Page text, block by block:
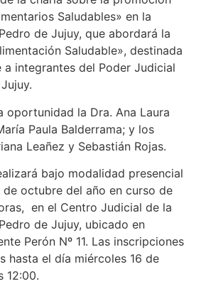
Saludables» en la
de Jujuy, que abordará la
Saludable», destinada
a integrantes del Poder Judicial
oportunidad la Dra. Ana Laura
Paula Balderrama; y los
Leañez y Sebastián Rojas.
bajo modalidad presencial
de octubre del año en curso de
en el Centro Judicial de la
de Jujuy, ubicado en
Perón Nº 11. Las inscripciones
hasta el día miércoles 16 de
12:00.